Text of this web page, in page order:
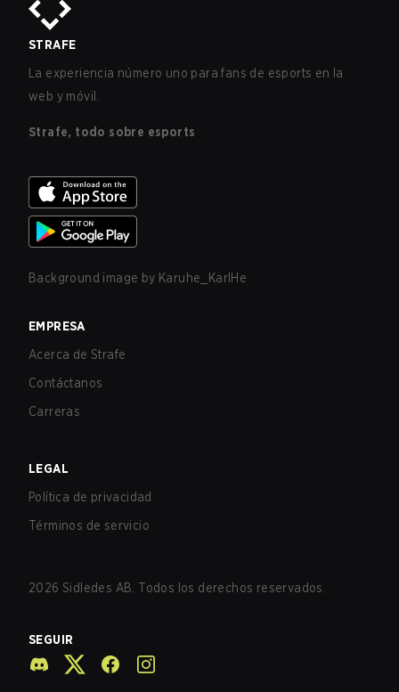
STRAFE
La experiencia número uno para fans de esports en la
web y móvil.
Strafe, todo sobre esports
Background image by Karuhe_KarlHe
EMPRESA
Acerca de Strafe
Contáctanos
Carreras
LEGAL
Política de privacidad
Términos de servicio
2026 Sidledes AB. Todos los derechos reservados.
SEGUIR